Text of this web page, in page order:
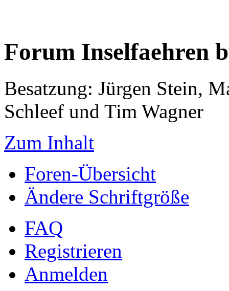
Forum Inselfaehren
Besatzung: Jürgen Stein,
Schleef und Tim Wagner
Zum Inhalt
Foren-Übersicht
Ändere Schriftgröße
FAQ
Registrieren
Anmelden